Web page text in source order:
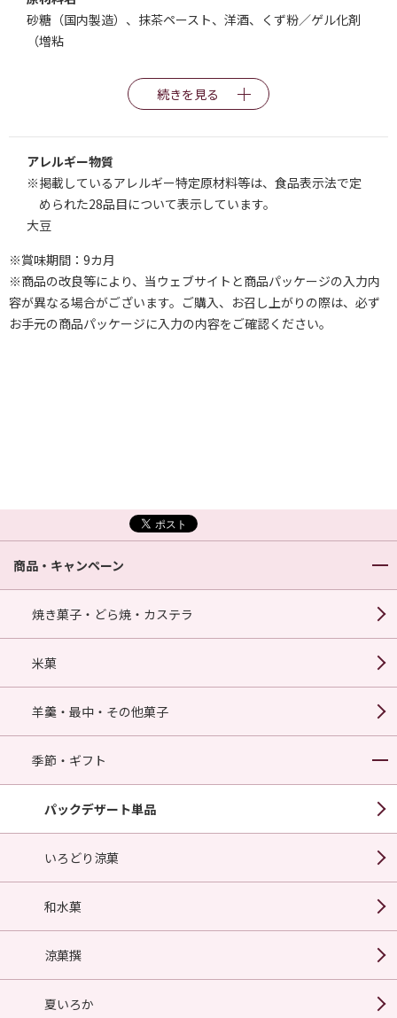
砂糖（国内製造）、抹茶ペースト、洋酒、くず粉／ゲル化剤
（増粘
続きを見る
アレルギー物質
※掲載しているアレルギー特定原材料等は、食品表示法で定
められた28品目について表示しています。
大豆
※賞味期間：9カ月
※商品の改良等により、当ウェブサイトと商品パッケージの入力内
容が異なる場合がございます。ご購入、お召し上がりの際は、必ず
お手元の商品パッケージに入力の内容をご確認ください。
商品・キャンペーン
焼き菓子・どら焼・カステラ
米菓
羊羹・最中・その他菓子
季節・ギフト
パックデザート単品
いろどり涼菓
和水菓
涼菓撰
夏いろか